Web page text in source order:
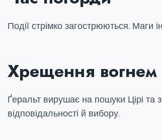
Події стрімко загострюються. Маги
Хрещення вогнем
Ґеральт вирушає на пошуки Цірі та
відповідальності й вибору.